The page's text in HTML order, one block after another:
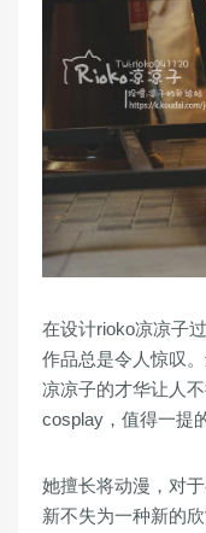
在设计rioko凉凉子
作品总是令人惊叹
凉凉子的才华让人
cosplay，值得一提
她擅长将动漫，对
新不失为一种新的